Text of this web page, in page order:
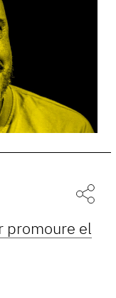
promoure el